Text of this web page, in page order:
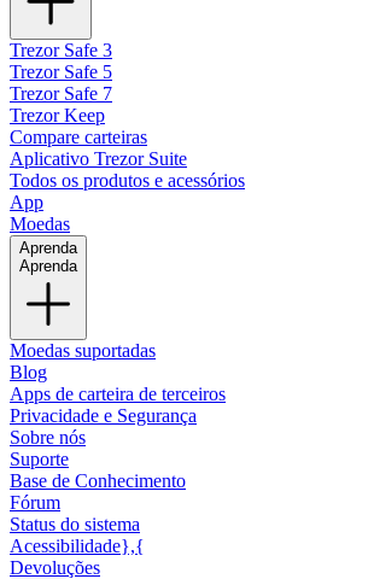
Trezor Safe 3
Trezor Safe 5
Trezor Safe 7
Trezor Keep
Compare carteiras
Aplicativo Trezor Suite
Todos os produtos e acessórios
App
Moedas
Aprenda
Aprenda
Moedas suportadas
Blog
Apps de carteira de terceiros
Privacidade e Segurança
Sobre nós
Suporte
Base de Conhecimento
Fórum
Status do sistema
Acessibilidade},{
Devoluções